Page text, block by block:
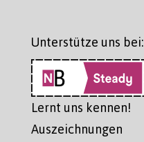
Unterstütze uns bei:
Lernt uns kennen!
Auszeichnungen